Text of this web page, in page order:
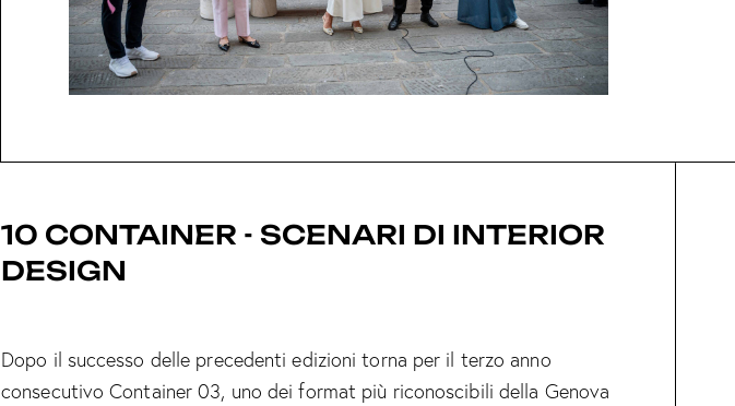
10 CONTAINER - SCENARI DI INTERIOR
DESIGN
Dopo il successo delle precedenti edizioni torna per il terzo anno
consecutivo Container 03, uno dei format più riconoscibili della Genova